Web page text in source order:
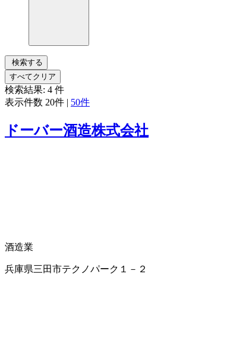
検索する
すべてクリア
検索結果: 4 件
表示件数 20件 | 50件
ドーバー酒造株式会社
酒造業
兵庫県三田市テクノパーク１－２